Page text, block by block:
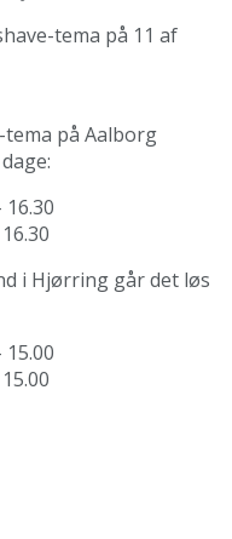
tema på 11 af
på Aalborg
16.30
i Hjørring går det løs
15.00